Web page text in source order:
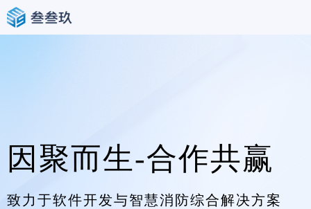
因聚而生-合作共赢
致力于软件开发与智慧消防综合解决方案